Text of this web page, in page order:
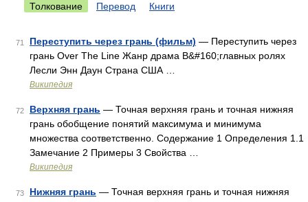
Толкование Перевод Книги
71 Переступить через грань (фильм) — Переступить через
грань Over The Line Жанр драма В&#160;главных ролях
Лесли Энн Даун Страна США …
Википедия
72 Верхняя грань — Точная верхняя грань и точная нижняя
грань обобщение понятий максимума и минимума
множества соответственно. Содержание 1 Определения 1.1
Замечание 2 Примеры 3 Свойства …
Википедия
73 Нижняя грань — Точная верхняя грань и точная нижняя